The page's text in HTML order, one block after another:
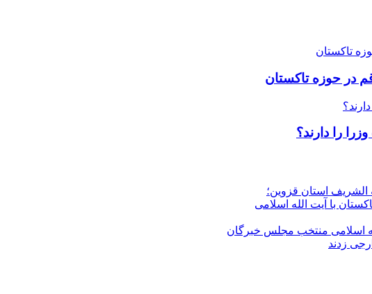
در حوزه تاکستان
را دارند؟
الشریف استان قزوین؛
با آیت الله اسلامی
اسلامی منتخب مجلس‌ خبرگان
زدند